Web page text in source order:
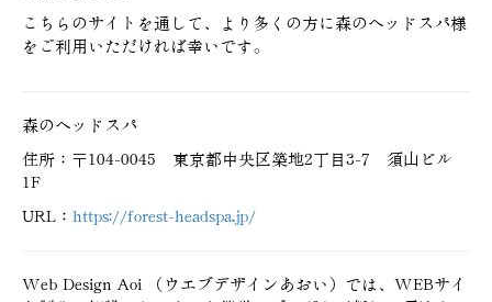
こちらのサイトを通して、より多くの方に森のヘッドスパ様
をご利用いただければ幸いです。
森のヘッドスパ
住所：〒104-0045 東京都中央区築地2丁目3-7 須山ビル
1F
URL： https://forest-headspa.jp/
Web Design Aoi （ウエブデザインあおい）では、WEBサイ